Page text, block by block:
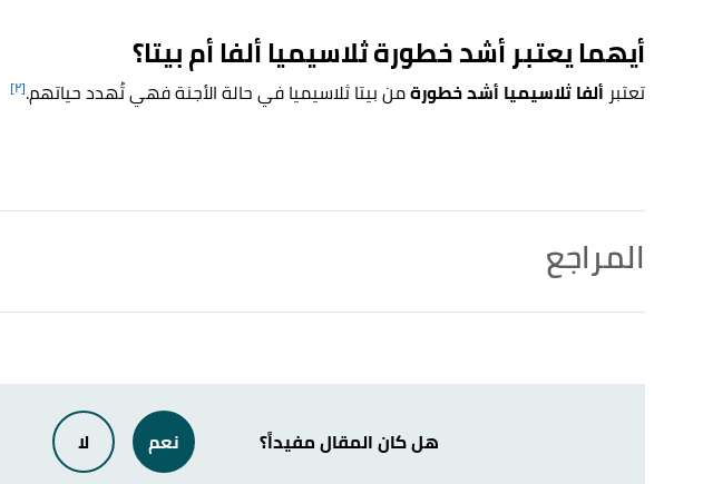
أيهما يعتبر أشد خطورة ثلاسيميا ألفا أم بيتا؟
تعتبر ألفا ثلاسيميا أشد خطورةمن بيتا ثلاسيميا في حالة الأجنة فهي تُهدد حياتهم.[٢]
المراجع
Retrieved 26/10/2021. Edited.هل كان المقال مفيداً؟ نعم لا